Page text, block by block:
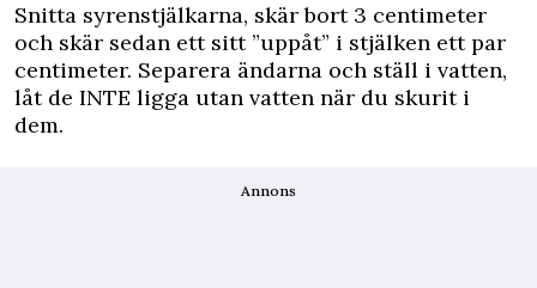
Snitta syrenstjälkarna, skär bort 3 centimeter
och skär sedan ett sitt ”uppåt” i stjälken ett par
centimeter. Separera ändarna och ställ i vatten,
låt de INTE ligga utan vatten när du skurit i
dem.
Annons